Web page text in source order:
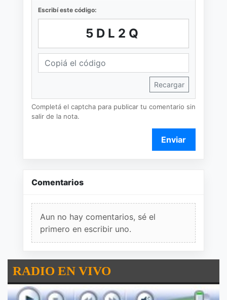
Escribí este código:
5DL2Q
Recargar
Completá el captcha para publicar tu comentario sin
salir de la nota.
Enviar
Comentarios
Aun no hay comentarios, sé el
primero en escribir uno.
RADIO EN VIVO